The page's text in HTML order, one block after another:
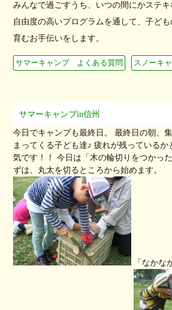
みんなで過ごすうち、いつの間にかステ
自由度の高いプログラムを通して、子ど
育むお手伝いをします。
サマーキャンプ よくある質問 スノーキ
サマーキャンプin信州
今日でキャンプも最終日。 最終日の朝、
まってくる子ども達♪ 疲れが残っているか
気です！！ 今日は「木の輪切りをつかっ
ずは、丸太を切るところから始めます。
「なかな